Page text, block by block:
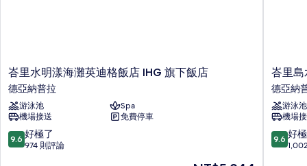
峇
里
水
明
漾
海
灘
峇里水明漾海灘英迪格飯店 IHG 旗下飯店
德亞納普拉
游泳池
Spa
機場接送
免費停車
9.6
分，
9.6 好極了
974 則評論
峇
里
島
水
明
漾
萬
峇里島
德亞納
游泳池
機場
9.6
分，
9.6 好